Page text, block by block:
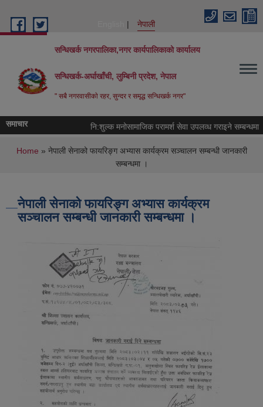
नेपाली
सन्धिखर्क नगरपालिका,नगर कार्यपालिकाको कार्यालय
सन्धिखर्क-अर्घाखाँची, लुम्बिनी प्रदेश, नेपाल
" सबै नगरवासीकाे रहर, सुन्दर र समृद्ध सन्धिखर्क नगर"
समाचार नि:शुल्क मनोसामाजिक परामर्श सेवा उपलव्ध गराइने सम्बन्धमा ।
You are here
Home » नेपाली सेनाको फायरिङ्ग अभ्यास कार्यक्रम सञ्चालन सम्बन्धी जानकारी
सम्बन्धमा ।
नेपाली सेनाको फायरिङ्ग अभ्यास कार्यक्रम
सञ्चालन सम्बन्धी जानकारी सम्बन्धमा ।